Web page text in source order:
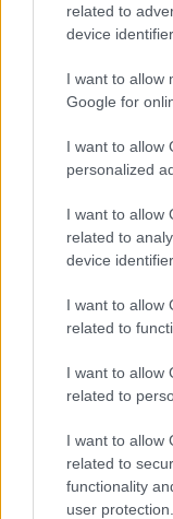
related to
device
I want to allow
Google for
I want to allow
personalized
I want to allow
related to
device
I want to allow
related to
I want to allow
related to
I want to allow
related to
functionality
user protection.
Εκτελέσεις
Κάνδανο:
Στουντέντ
Αν υπάρχει
σίγουρα ένας
ο στρατηγός